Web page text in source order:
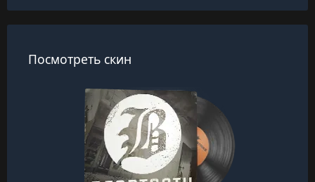
Посмотреть скин